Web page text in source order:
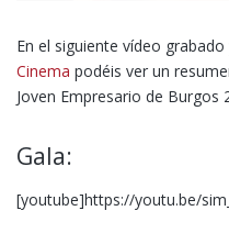
En el siguiente vídeo
Cinema podéis ver un
Joven Empresario de Burgos
Gala:
[youtube]https://youtu.be/